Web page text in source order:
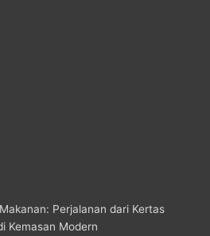
Perjalanan dari Kertas
Kemasan Modern